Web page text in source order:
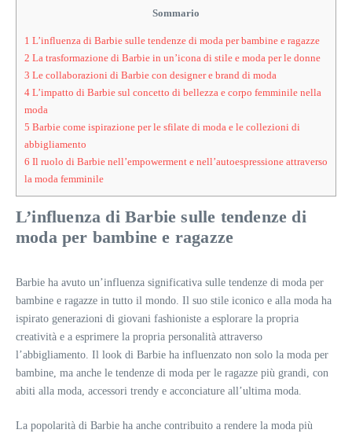
Sommario
1 L’influenza di Barbie sulle tendenze di moda per bambine e ragazze
2 La trasformazione di Barbie in un’icona di stile e moda per le donne
3 Le collaborazioni di Barbie con designer e brand di moda
4 L’impatto di Barbie sul concetto di bellezza e corpo femminile nella
moda
5 Barbie come ispirazione per le sfilate di moda e le collezioni di
abbigliamento
6 Il ruolo di Barbie nell’empowerment e nell’autoespressione attraverso
la moda femminile
L’influenza di Barbie sulle tendenze di
moda per bambine e ragazze
Barbie ha avuto un’influenza significativa sulle tendenze di moda per
bambine e ragazze in tutto il mondo. Il suo stile iconico e alla moda ha
ispirato generazioni di giovani fashioniste a esplorare la propria
creatività e a esprimere la propria personalità attraverso
l’abbigliamento. Il look di Barbie ha influenzato non solo la moda per
bambine, ma anche le tendenze di moda per le ragazze più grandi, con
abiti alla moda, accessori trendy e acconciature all’ultima moda.
La popolarità di Barbie ha anche contribuito a rendere la moda più